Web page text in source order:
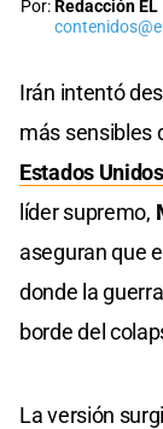
Por:Redacción EL
Irán intentó
más sensibles
Estados Unidos
líder supremo,
aseguran que
donde la
borde del
La versión